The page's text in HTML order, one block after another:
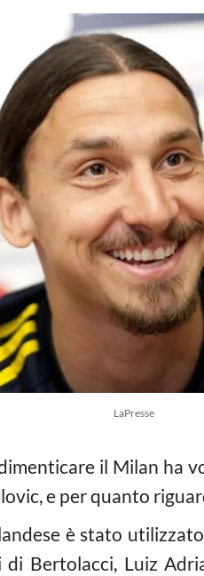
LaPresse
il Milan ha
e per quanto
è stato
Bertolacci, Luiz